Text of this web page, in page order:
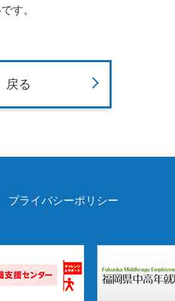
す。
戻る
プライバシーポリシー